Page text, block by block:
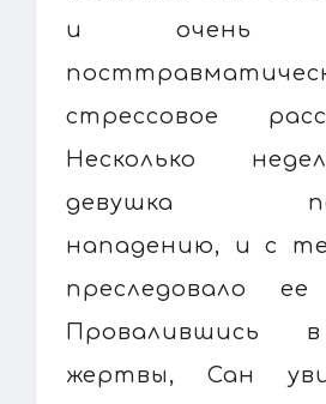
и очень
стрессовое
Несколько
девушка
нападению, и с
преследовало
Провалившись
жертвы, Сан